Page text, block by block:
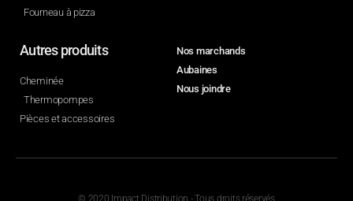
Fourneau à pizza
Autres produits
Cheminée
Thermopompes
Pièces et accessoires
Nos marchands
Aubaines
Nous joindre
© 2020 Impact Distribution - Tous droits réservés